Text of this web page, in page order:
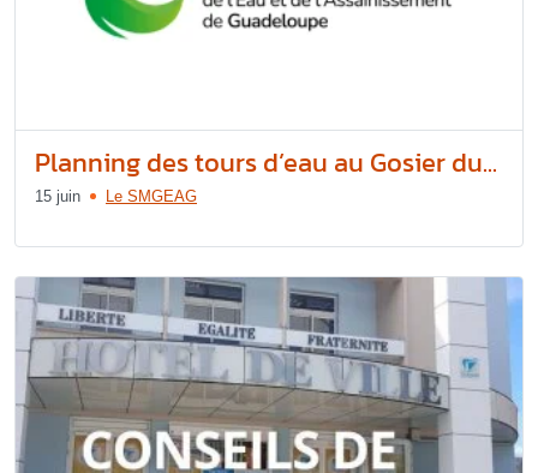
Planning des tours d’eau au Gosier du...
15 juin Le SMGEAG